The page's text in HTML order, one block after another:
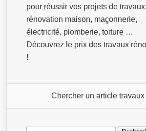
pour réussir vos projets de
rénovation maison, maçonnerie,
électricité, plomberie, toiture …
Découvrez le prix des travaux
!
Chercher un article travaux
Rechercher :